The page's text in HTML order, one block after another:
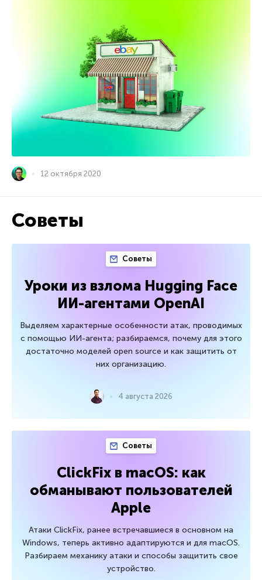
12 октября 2020
Советы
Советы
Уроки из взлома Hugging Face
ИИ-агентами OpenAI
Выделяем характерные особенности атак, проводимых
с помощью ИИ-агента; разбираемся, почему для этого
достаточно моделей open source и как защитить от
них организацию.
4 августа 2026
Советы
ClickFix в macOS: как
обманывают пользователей
Apple
Атаки ClickFix, ранее встречавшиеся в основном на
Windows, теперь активно адаптируются и для macOS.
Разбираем механику атаки и способы защитить свое
устройство.